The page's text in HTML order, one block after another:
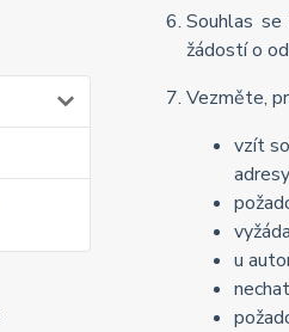
Souhlas
žádostí o
Vezměte,
vzít
u